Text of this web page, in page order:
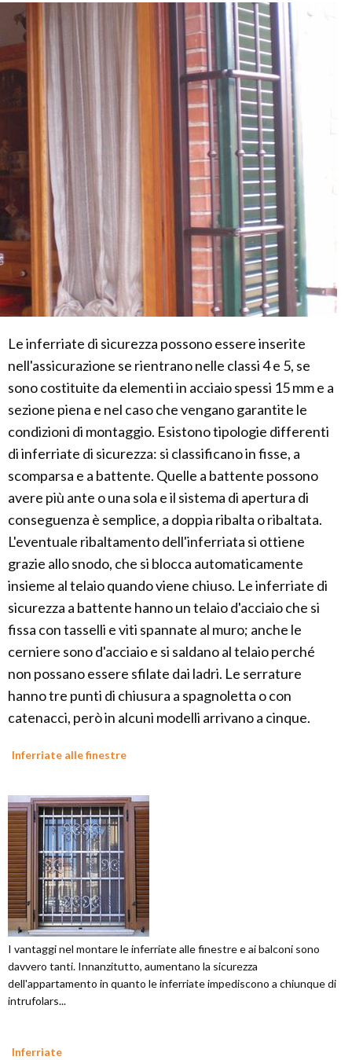
Le inferriate di sicurezza possono essere inserite
nell'assicurazione se rientrano nelle classi 4 e 5, se
sono costituite da elementi in acciaio spessi 15 mm e a
sezione piena e nel caso che vengano garantite le
condizioni di montaggio. Esistono tipologie differenti
di inferriate di sicurezza: si classificano in fisse, a
scomparsa e a battente. Quelle a battente possono
avere più ante o una sola e il sistema di apertura di
conseguenza è semplice, a doppia ribalta o ribaltata.
L'eventuale ribaltamento dell'inferriata si ottiene
grazie allo snodo, che si blocca automaticamente
insieme al telaio quando viene chiuso. Le inferriate di
sicurezza a battente hanno un telaio d'acciaio che si
fissa con tasselli e viti spannate al muro; anche le
cerniere sono d'acciaio e si saldano al telaio perché
non possano essere sfilate dai ladri. Le serrature
hanno tre punti di chiusura a spagnoletta o con
catenacci, però in alcuni modelli arrivano a cinque.
Inferriate alle finestre
I vantaggi nel montare le inferriate alle finestre e ai balconi sono
davvero tanti. Innanzitutto, aumentano la sicurezza
dell'appartamento in quanto le inferriate impediscono a chiunque di
intrufolars...
Inferriate